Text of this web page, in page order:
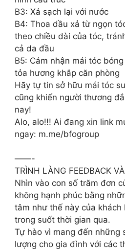
B3: Xả sạch lại với nước
B4: Thoa dầu xả từ ngọn
theo chiều dài của tóc,
cả da đầu
B5: Cảm nhận mái tóc
tỏa hương khắp căn phòng
Hãy tự tin sở hữu mái tóc
cũng khiến người thương
nay!
Alo, alo!!! Ai đang xin link
ngay: m.me/bfogroup
——-
TRÌNH LÀNG FEEDBACK
Nhìn vào con số trăm đơn
không hạnh phúc bằng
tâm như thế này của khách
trong suốt thời gian qua.
Tự hào vì mang đến những
lượng cho gia đình với các